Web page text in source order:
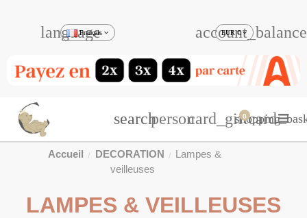
language
Français account_balance
EUR €
searchpersoncard_giftcard
0
Accueil DECORATION
Lampes &
veilleuses
LAMPES & VEILLEUSES